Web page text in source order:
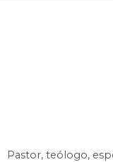
Pastor, teólogo,